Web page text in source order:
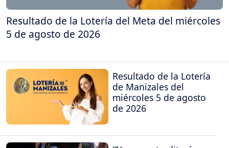
Resultado de la Lotería del Meta del miércoles
5 de agosto de 2026
Resultado de la Lotería
de Manizales del
miércoles 5 de agosto
de 2026